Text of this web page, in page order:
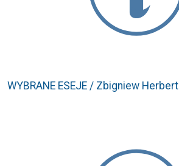
WYBRANE ESEJE / Zbigniew Herbert